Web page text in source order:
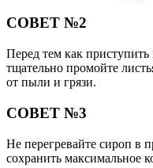
СОВЕТ №2
Перед тем как
тщательно промойте
от пыли и грязи.
СОВЕТ №3
Не перегревайте сироп в
сохранить максимальное